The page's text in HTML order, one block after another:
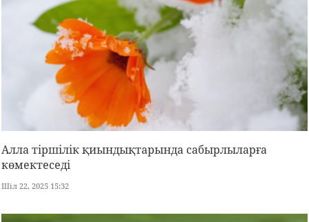
Алла тіршілік қиындықтарында сабырлыларға
көмектеседі
Шіл 22, 2025 15:32